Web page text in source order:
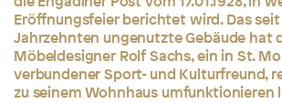
Eröffnungsfeier berichtet wird. Das
Jahrzehnten ungenutzte Gebäude hat
Möbeldesigner Rolf Sachs, ein in St.
verbundener Sport- und Kulturfreund,
zu seinem Wohnhaus umfunktionieren